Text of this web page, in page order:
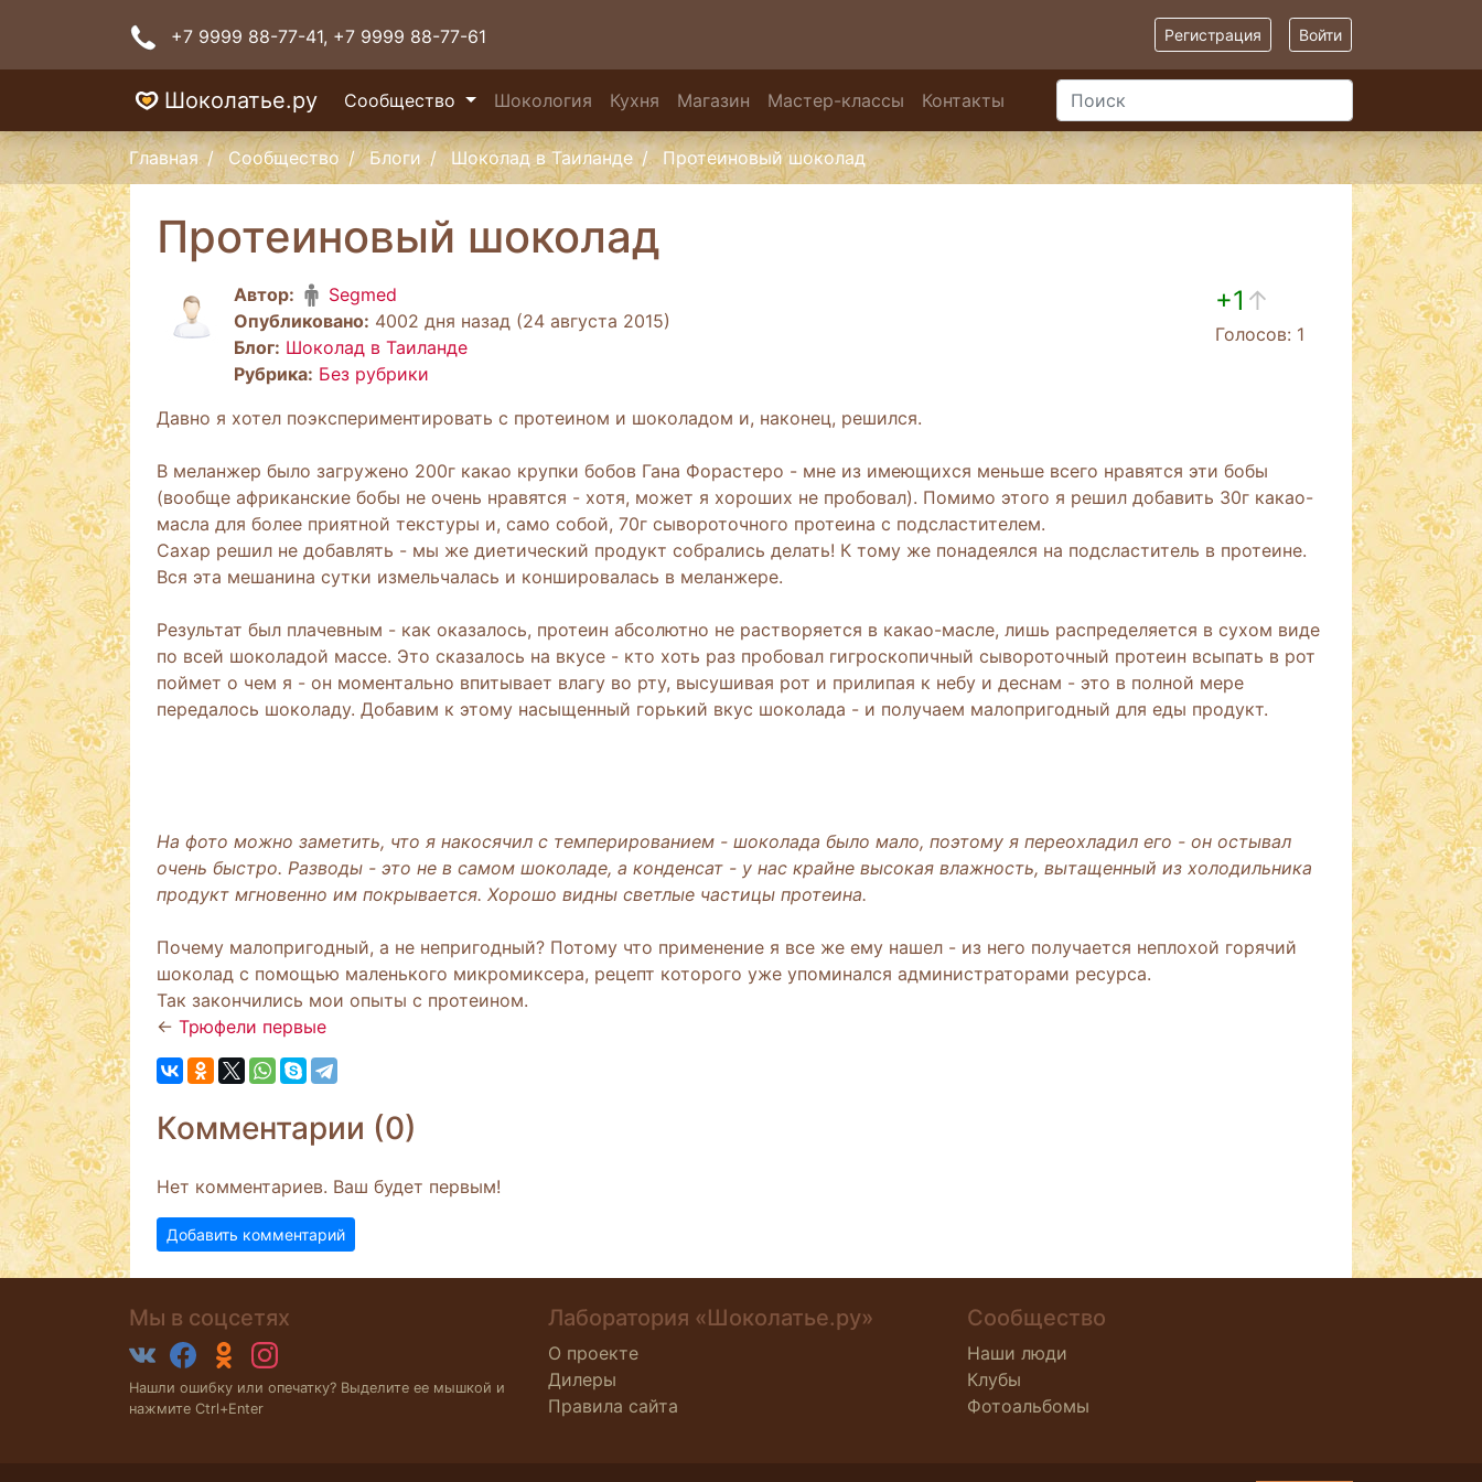
+7 9999 88-77-41, +7 9999 88-77-61 Регистрация Войти
Шоколатье.ру Сообщество Шокология Кухня Магазин Мастер-классы Контакты
Главная Сообщество Блоги Шоколад в Таиланде Протеиновый шоколад
Протеиновый шоколад
Автор:
Segmed
Опубликовано: 4002 дня назад (24 августа 2015)
Блог: Шоколад в Таиланде
Рубрика: Без рубрики
+1 ↑
Голосов: 1
Давно я хотел поэкспериментировать с протеином и шоколадом и, наконец, решился.
В меланжер было загружено 200г какао крупки бобов Гана Форастеро - мне из имеющихся меньше всего нравятся эти бобы
(вообще африканские бобы не очень нравятся - хотя, может я хороших не пробовал). Помимо этого я решил добавить 30г какао-
масла для более приятной текстуры и, само собой, 70г сывороточного протеина с подсластителем.
Сахар решил не добавлять - мы же диетический продукт собрались делать! К тому же понадеялся на подсластитель в протеине.
Вся эта мешанина сутки измельчалась и коншировалась в меланжере.
Результат был плачевным - как оказалось, протеин абсолютно не растворяется в какао-масле, лишь распределяется в сухом виде
по всей шоколадой массе. Это сказалось на вкусе - кто хоть раз пробовал гигроскопичный сывороточный протеин всыпать в рот
поймет о чем я - он моментально впитывает влагу во рту, высушивая рот и прилипая к небу и деснам - это в полной мере
передалось шоколаду. Добавим к этому насыщенный горький вкус шоколада - и получаем малопригодный для еды продукт.
На фото можно заметить, что я накосячил с темперированием - шоколада было мало, поэтому я переохладил его - он остывал
очень быстро. Разводы - это не в самом шоколаде, а конденсат - у нас крайне высокая влажность, вытащенный из холодильника
продукт мгновенно им покрывается. Хорошо видны светлые частицы протеина.
Почему малопригодный, а не непригодный? Потому что применение я все же ему нашел - из него получается неплохой горячий
шоколад с помощью маленького микромиксера, рецепт которого уже упоминался администраторами ресурса.
Так закончились мои опыты с протеином.
← Трюфели первые
Комментарии (0)
Нет комментариев. Ваш будет первым!
Добавить комментарий
Мы в соцсетях
Нашли ошибку или опечатку? Выделите ее мышкой и
нажмите Ctrl+Enter
Лаборатория «Шоколатье.ру»
О проекте
Дилеры
Правила сайта
Сообщество
Наши люди
Клубы
Фотоальбомы